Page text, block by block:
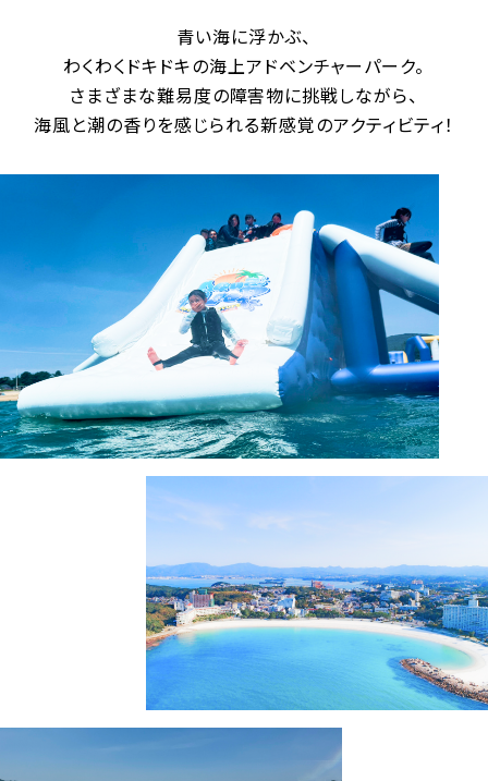
青い海に浮かぶ、
わくわくドキドキの海上アドベンチャーパーク。
さまざまな難易度の障害物に挑戦しながら、
海風と潮の香りを感じられる新感覚のアクティビティ！